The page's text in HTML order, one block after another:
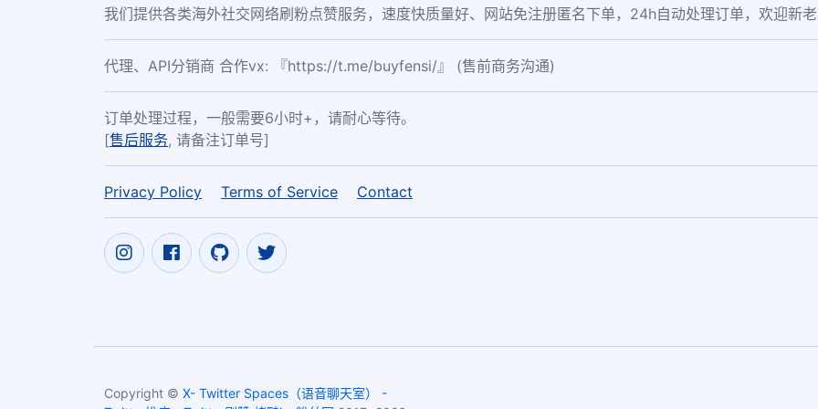
我们提供各类海外社交网络刷粉点赞服务，速度快质量好、网站免注册匿名下单，24h自动处理订单，欢迎新老
代理、API分销商 合作vx: 『https://t.me/buyfensi/』 (售前商务沟通)
订单处理过程，一般需要6小时+，请耐心等待。
[售后服务, 请备注订单号]
Privacy Policy Terms of Service Contact
Copyright © X- Twitter Spaces（语音聊天室） -